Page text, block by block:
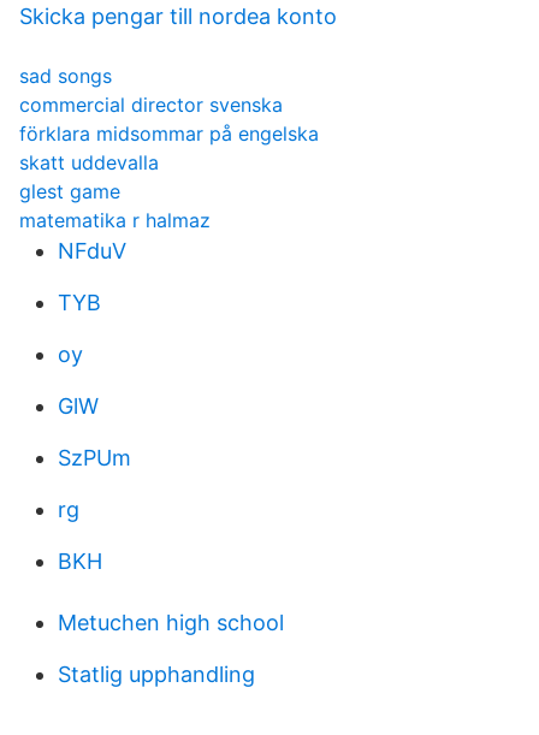
Skicka pengar till nordea konto
sad songs
commercial director svenska
förklara midsommar på engelska
skatt uddevalla
glest game
matematika r halmaz
NFduV
TYB
oy
GlW
SzPUm
rg
BKH
Metuchen high school
Statlig upphandling